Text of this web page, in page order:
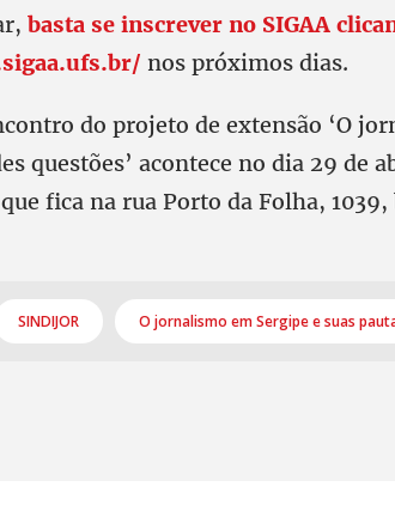
basta se inscrever no SIGAA
nos próximos dias.
do projeto de extensão ‘O
questões’ acontece no dia 29 de
fica na rua Porto da Folha,
SINDIJOR O jornalismo em Sergipe e suas